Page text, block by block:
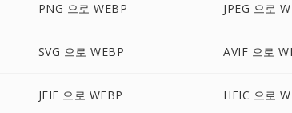
PNG 으로 WEBP JPEG 으로
SVG 으로 WEBP AVIF 으로
JFIF 으로 WEBP HEIC 으로